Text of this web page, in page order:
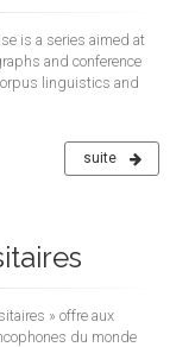
is a series aimed at
and conference
linguistics and
suite
» offre aux
du monde